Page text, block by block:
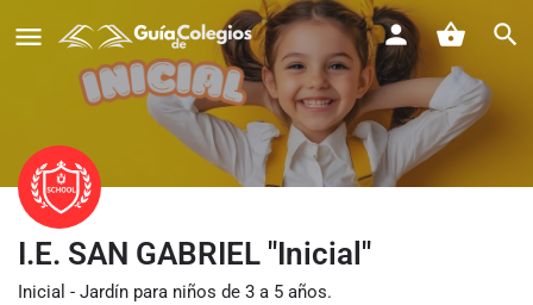
I.E. SAN GABRIEL "Inicial"
Inicial - Jardín para niños de 3 a 5 años.